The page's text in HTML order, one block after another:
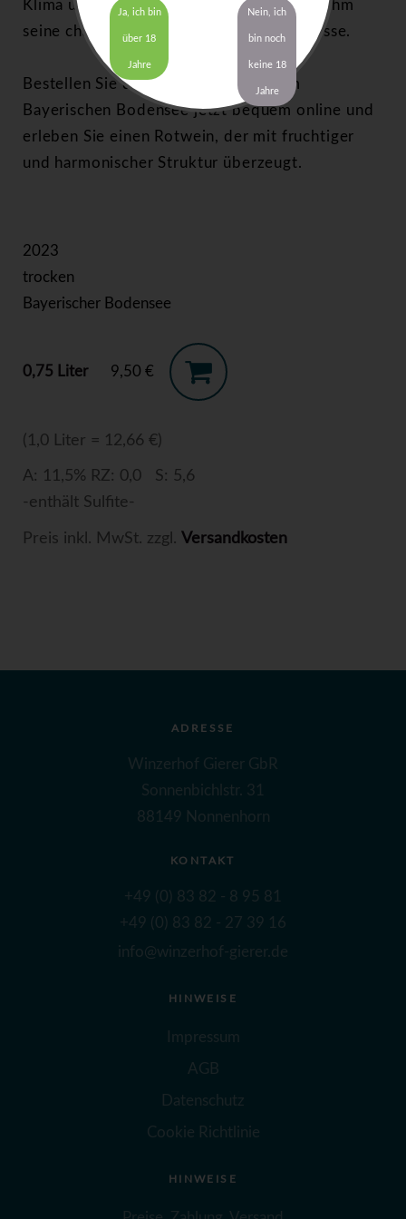
Klima und mineralreichen Böden verleiht ihm
seine charakteristische Struktur und Finesse.
Bestellen Sie den Spätburgunder vom
Bayerischen Bodensee jetzt bequem online und
erleben Sie einen Rotwein, der mit fruchtiger
und harmonischer Struktur überzeugt.
2023
trocken
Bayerischer Bodensee
0,75 Liter 9,50 €
(1,0 Liter = 12,66 €)
A: 11,5% RZ: 0,0 S: 5,6
-enthält Sulfite-
Preis inkl. MwSt. zzgl. Versandkosten
ADRESSE
Winzerhof Gierer GbR
Sonnenbichlstr. 31
88149 Nonnenhorn
KONTAKT
+49 (0) 83 82 - 8 95 81
+49 (0) 83 82 - 27 39 16
info@winzerhof-gierer.de
HINWEISE
Impressum
AGB
Datenschutz
Cookie Richtlinie
HINWEISE
Ja, ich bin
über 18
Jahre
Nein, ich
bin noch
keine 18
Jahre